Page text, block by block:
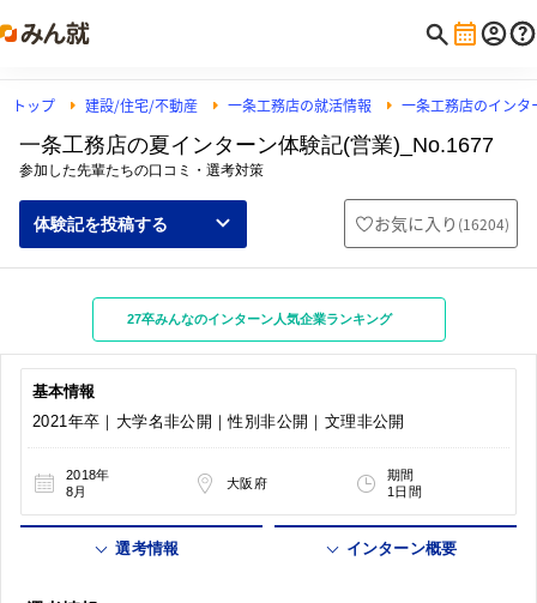
トップ 建設/住宅/不動産 一条工務店の就活情報 一条工務店のインタ
一条工務店の夏インターン体験記(営業)_No.1677
参加した先輩たちの口コミ・選考対策
体験記を投稿する お気に入り (16204)
27卒みんなのインターン人気企業ランキング
基本情報
2021年卒｜大学名非公開｜性別非公開｜文理非公開
2018年
8月
大阪府
期間
1日間
選考情報 インターン概要